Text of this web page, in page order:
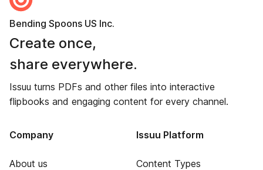
Bending Spoons US Inc.
Create once,
share everywhere.
Issuu turns PDFs and other files into interactive
flipbooks and engaging content for every channel.
Company
About us
Issuu Platform
Content Types